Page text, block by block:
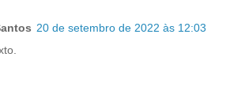
20 de setembro de 2022 às 12:03